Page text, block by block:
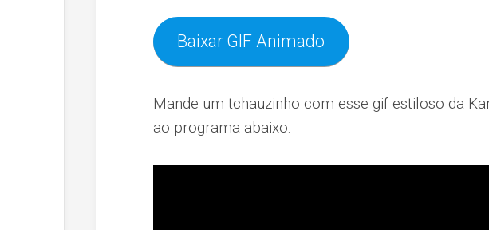
Baixar GIF Animado
Mande um tchauzinho com esse gif estiloso da
ao programa abaixo: